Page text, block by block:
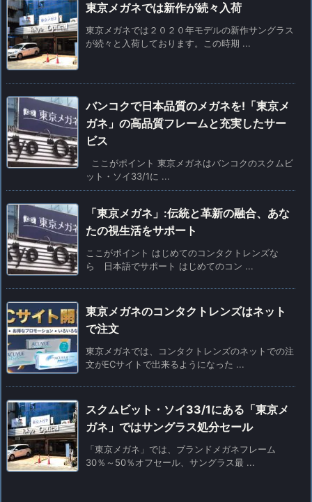
東京メガネでは新作が続々入荷
東京メガネでは２０２０年モデルの新作サングラス
が続々と入荷しております。この時期 ...
バンコクで日本品質のメガネを!「東京メ
ガネ」の高品質フレームと充実したサー
ビス
ここがポイント 東京メガネはバンコクのスクムビ
ット・ソイ33/1に ...
「東京メガネ」:伝統と革新の融合、あな
たの視生活をサポート
ここがポイント はじめてのコンタクトレンズな
ら 日本語でサポート はじめてのコン ...
東京メガネのコンタクトレンズはネット
で注文
東京メガネでは、コンタクトレンズのネットでの注
文がECサイトで出来るようになった ...
スクムビット・ソイ33/1にある「東京メ
ガネ」ではサングラス処分セール
「東京メガネ」では、ブランドメガネフレーム
30％～50％オフセール、サングラス最 ...